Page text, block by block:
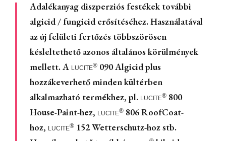
Adalékanyag diszperziós festékek további
algicid / fungicid erősítéséhez. Használatával
az új felületi fertőzés többszörösen
késleltethető azonos általános körülmények
mellett. A LUCITE® 090 Algicid plus
hozzákeverhető minden kültérben
alkalmazható termékhez, pl. LUCITE® 800
House-Paint-hez, LUCITE® 806 RoofCoat-
hoz, LUCITE® 152 Wetterschutz-hoz stb.